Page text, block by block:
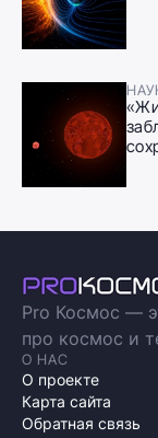
Pro Космос —
про космос и
О НАС
О проекте
Карта сайта
Обратная связь